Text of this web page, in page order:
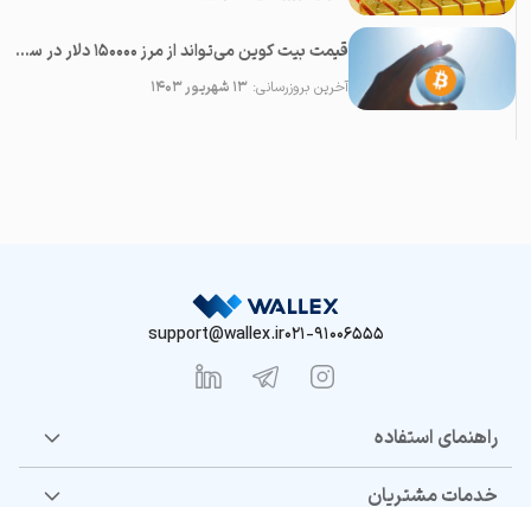
قیمت بیت کوین می‌تواند از مرز ۱۵۰۰۰۰ دلار در سال ۲۰۲۳ عبور کند
آخرین بروزرسانی:۱۳ شهریور ۱۴۰۳
021-91006555
support@wallex.ir
راهنمای استفاده
خدمات مشتریان